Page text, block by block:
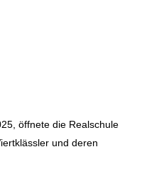
öffnete die Realschule
und deren